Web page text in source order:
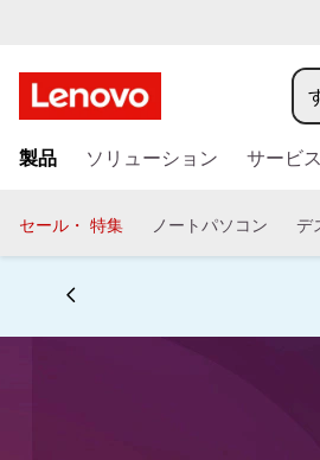
ス
ポ
ツ
け
イ
コ
ン
製品 ソリューション サービス
セール・ 特集 ノートパソコン デ